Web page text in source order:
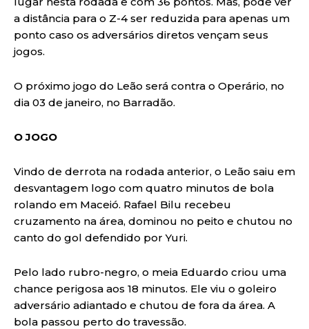
a distância para o Z-4 ser reduzida para apenas um
ponto caso os adversários diretos vençam seus
jogos.
O próximo jogo do Leão será contra o Operário, no
dia 03 de janeiro, no Barradão.
O JOGO
Vindo de derrota na rodada anterior, o Leão saiu em
desvantagem logo com quatro minutos de bola
rolando em Maceió. Rafael Bilu recebeu
cruzamento na área, dominou no peito e chutou no
canto do gol defendido por Yuri.
Pelo lado rubro-negro, o meia Eduardo criou uma
chance perigosa aos 18 minutos. Ele viu o goleiro
adversário adiantado e chutou de fora da área. A
bola passou perto do travessão.